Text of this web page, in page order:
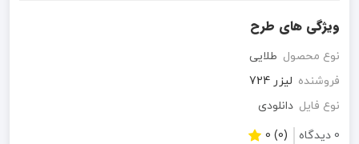
ویژگی های طرح
نوع محصول طلایی
فروشنده لیزر 724
نوع فایل دانلودی
0 دیدگاه
(0) 0